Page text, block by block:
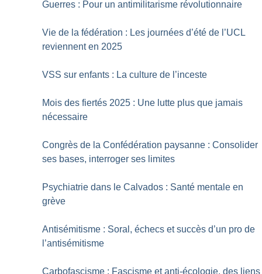
Guerres : Pour un antimilitarisme révolutionnaire
Vie de la fédération : Les journées d’été de l’UCL
reviennent en 2025
VSS sur enfants : La culture de l’inceste
Mois des fiertés 2025 : Une lutte plus que jamais
nécessaire
Congrès de la Confédération paysanne : Consolider
ses bases, interroger ses limites
Psychiatrie dans le Calvados : Santé mentale en
grève
Antisémitisme : Soral, échecs et succès d’un pro de
l’antisémitisme
Carbofascisme : Fascisme et anti-écologie, des liens